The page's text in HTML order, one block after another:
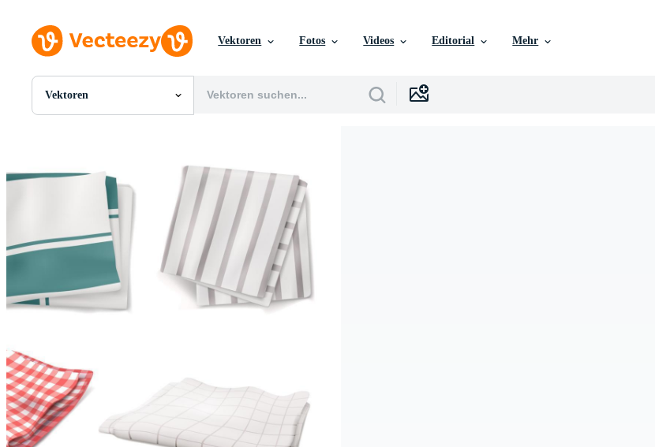
Vektoren Fotos Videos Editorial Mehr
Vektoren
Alle Bilder
Vorlagen
Motion Graphics
Redaktionelle Bilder
Redaktionelle Ereignisse